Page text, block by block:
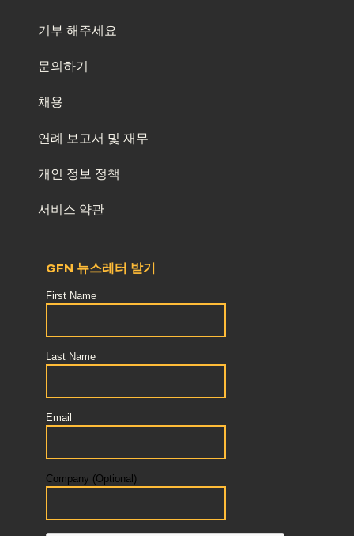
기부 해주세요
문의하기
채용
연례 보고서 및 재무
개인 정보 정책
서비스 약관
GFN 뉴스레터 받기